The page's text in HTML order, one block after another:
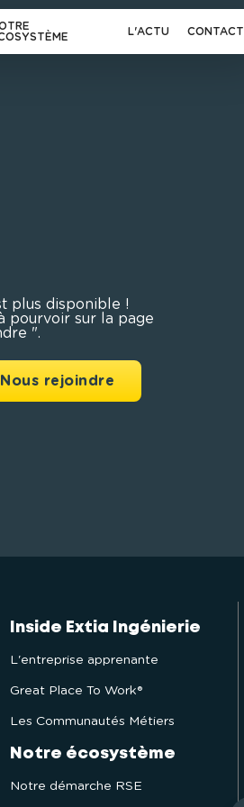
L'ACTU CONTACT
plus disponible !
pourvoir sur la page
".
rejoindre
Inside Extia Ingénierie
L'entreprise apprenante
Great Place To Work®
Les Communautés Métiers
Notre écosystème
Notre démarche RSE